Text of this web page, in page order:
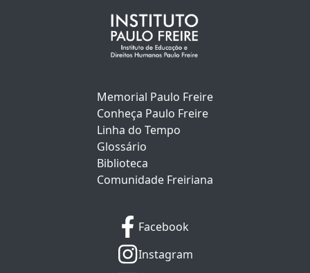
Memorial Paulo Freire
Conheça Paulo Freire
Linha do Tempo
Glossário
Biblioteca
Comunidade Freiriana
Facebook
Instagram